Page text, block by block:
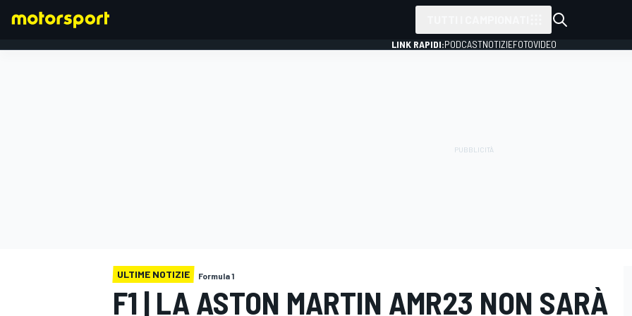
LINK RAPIDI:PODCASTNOTIZIEFOTOVIDEO
ULTIME NOTIZIE Formula 1
F1 | LA ASTON MARTIN AMR23 NON SARÀ